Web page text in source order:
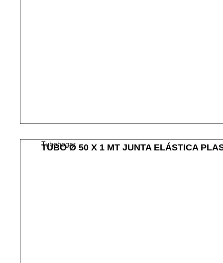
Tubohogar
TUBO Ø 50 X 1 MT JUNTA ELÁSTICA